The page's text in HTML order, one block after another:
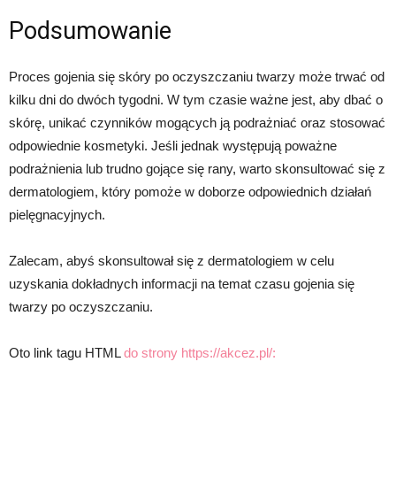
Podsumowanie
Proces gojenia się skóry po oczyszczaniu twarzy może trwać od
kilku dni do dwóch tygodni. W tym czasie ważne jest, aby dbać o
skórę, unikać czynników mogących ją podrażniać oraz stosować
odpowiednie kosmetyki. Jeśli jednak występują poważne
podrażnienia lub trudno gojące się rany, warto skonsultować się z
dermatologiem, który pomoże w doborze odpowiednich działań
pielęgnacyjnych.
Zalecam, abyś skonsultował się z dermatologiem w celu
uzyskania dokładnych informacji na temat czasu gojenia się
twarzy po oczyszczaniu.
Oto link tagu HTMLdo strony https://akcez.pl/: